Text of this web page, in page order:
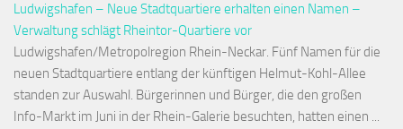
Ludwigshafen – Neue Stadtquartiere erhalten einen Namen –
Verwaltung schlägt Rheintor-Quartiere vor
Ludwigshafen/Metropolregion Rhein-Neckar. Fünf Namen für die
neuen Stadtquartiere entlang der künftigen Helmut-Kohl-Allee
standen zur Auswahl. Bürgerinnen und Bürger, die den großen
Info-Markt im Juni in der Rhein-Galerie besuchten, hatten einen ...